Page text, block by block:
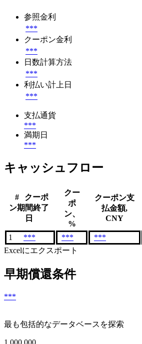
参照金利
***
クーポン金利
***
日数計算方法
***
利払い計上日
***
支払通貨
***
満期日
***
キャッシュフロー
#
クーポ
ン期間終了
日
クー
ポ
ン、
%
クーポン支
払金額,
CNY
1 *** *** ***
Excelにエクスポート
早期償還条件
***
最も包括的なデータベースを探索
1 000 000